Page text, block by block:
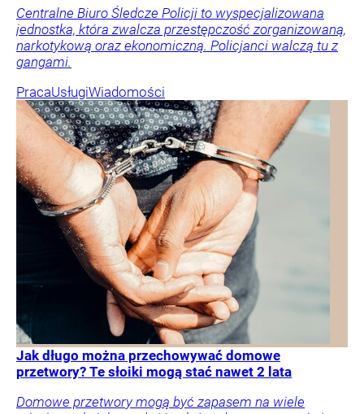
Centralne Biuro Śledcze Policji to wyspecjalizowana
jednostka, która zwalcza przestępczość zorganizowaną,
narkotykową oraz ekonomiczną. Policjanci walczą tu z
gangami.
PracaUsługiWiadomości
Jak długo można przechowywać domowe
przetwory? Te słoiki mogą stać nawet 2 lata
Domowe przetwory mogą być zapasem na wiele